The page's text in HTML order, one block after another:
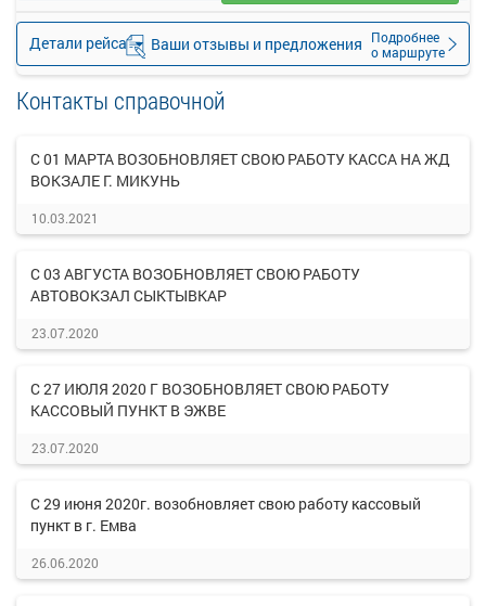
Детали рейса
Подробнее
о маршруте
Ваши отзывы и предложения
Контакты справочной
С 01 МАРТА ВОЗОБНОВЛЯЕТ СВОЮ РАБОТУ КАССА НА ЖД
ВОКЗАЛЕ Г. МИКУНЬ
10.03.2021
С 03 АВГУСТА ВОЗОБНОВЛЯЕТ СВОЮ РАБОТУ
АВТОВОКЗАЛ СЫКТЫВКАР
23.07.2020
С 27 ИЮЛЯ 2020 Г ВОЗОБНОВЛЯЕТ СВОЮ РАБОТУ
КАССОВЫЙ ПУНКТ В ЭЖВЕ
23.07.2020
С 29 июня 2020г. возобновляет свою работу кассовый
пункт в г. Емва
26.06.2020